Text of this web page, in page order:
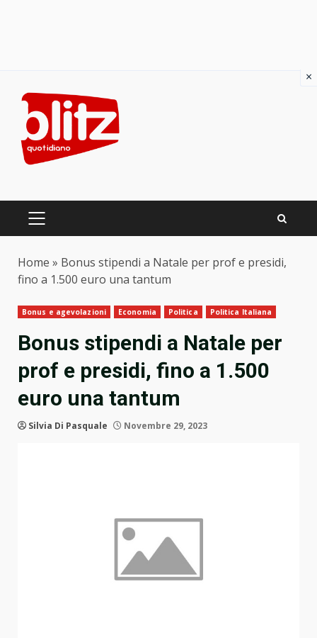
content
PRIMARY
Home » Bonus stipendi a Natale per prof e presidi,
fino a 1.500 euro una tantum
Bonus e agevolazioni Economia Politica Politica Italiana
Bonus stipendi a Natale per
prof e presidi, fino a 1.500
euro una tantum
Silvia Di Pasquale Novembre 29, 2023
×